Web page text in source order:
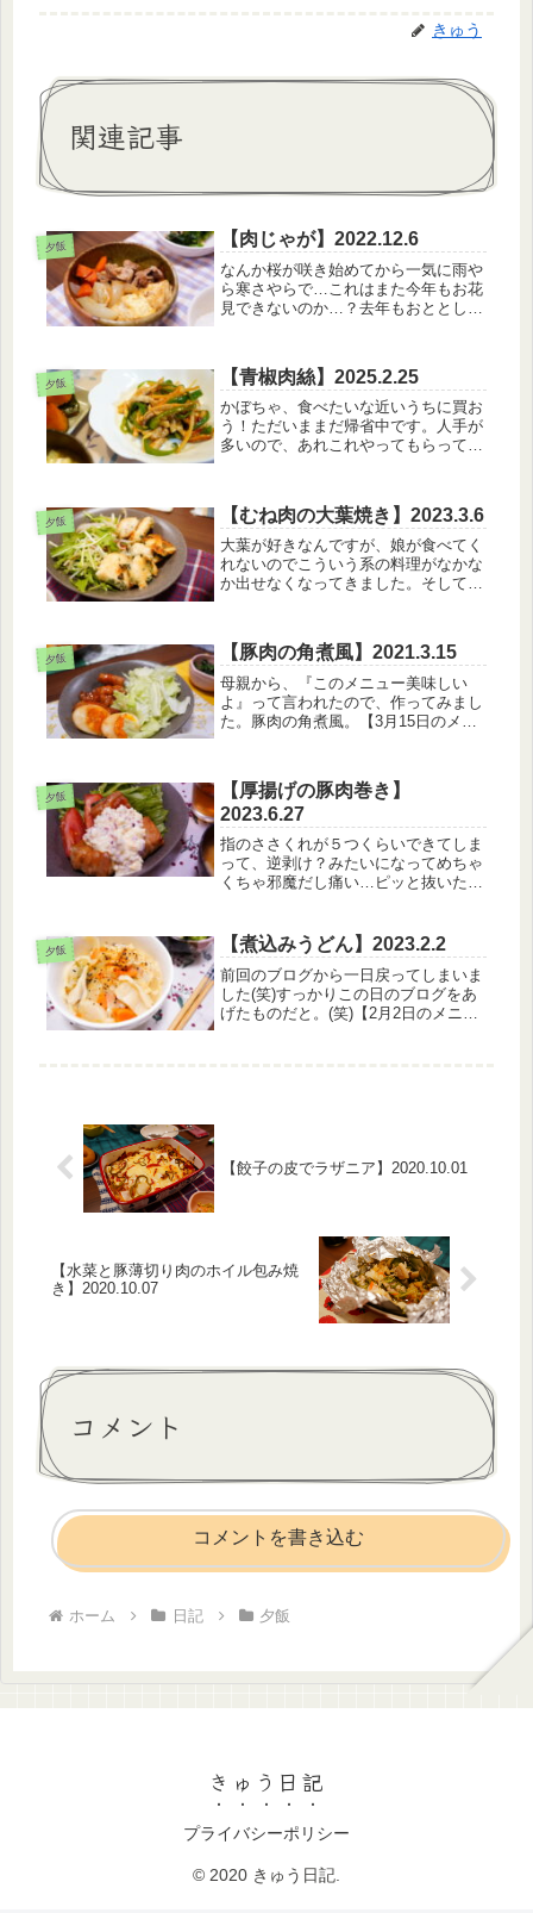
きゅう
関連記事
夕飯 【肉じゃが】2022.12.6
なんか桜が咲き始めてから一気に雨や
ら寒さやらで…これはまた今年もお花
見できないのか…？去年もおととし
～。くぅ。今週の水曜あたりに動物園
にいくから、それまでに桜が持ちます
ように...
夕飯 【青椒肉絲】2025.2.25
かぼちゃ、食べたいな近いうちに買お
う！ただいままだ帰省中です。人手が
多いので、あれこれやってもらってい
ュー】・白米・かぼちゃの煮物・水菜
サラダ・塩青椒肉絲・卵スープそれ...
夕飯 【むね肉の大葉焼き】2023.3.6
大葉が好きなんですが、娘が食べてく
れないのでこういう系の料理がなかな
か出せなくなってきました。そして姉
い…！【3月6日のメニュー】・白米・
むね肉と大葉焼き・もやしサラダ・な
め...
夕飯 【豚肉の角煮風】2021.3.15
母親から、『このメニュー美味しい
よ』って言われたので、作ってみまし
た。豚肉の角煮風。【3月15日のメニ
噌汁煮卵も作ってみた！ゆで卵を作る
のが面倒で昼間のうちに作っておい
た。...
夕飯
【厚揚げの豚肉巻き】
2023.6.27
指のささくれが５つくらいできてしま
って、逆剥け？みたいになってめちゃ
くちゃ邪魔だし痛い…ピッと抜いたら
このささくれ(笑)【6月27日のメニュ
ー】・白米・厚揚げの豚肉巻き・油...
夕飯 【煮込みうどん】2023.2.2
前回のブログから一日戻ってしまいま
した(笑)すっかりこの日のブログをあ
げたものだと。(笑)【2月2日のメニュ
【餃子の皮でラザニア】2020.10.01
【水菜と豚薄切り肉のホイル包み焼
き】2020.10.07
コメント
コメントを書き込む
ホーム 日記 夕飯
きゅう日記
プライバシーポリシー
© 2020 きゅう日記.